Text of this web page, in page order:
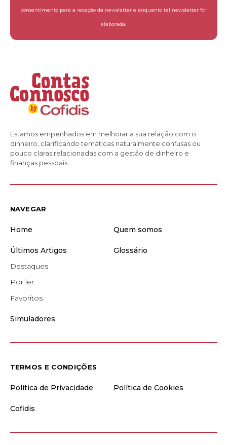
consentimento para a receção da newsletter e enquanto tal newsletter for
elaborada.
Estamos empenhados em melhorar a sua relação com o
dinheiro, clarificando temáticas naturalmente confusas ou
pouco claras relacionadas com a gestão de dinheiro e
finanças pessoais.
NAVEGAR
Home Quem somos
Últimos Artigos
Destaques
Por ler
Favoritos
Glossário
Simuladores
TERMOS E CONDIÇÕES
Política de Privacidade Política de Cookies
Cofidis